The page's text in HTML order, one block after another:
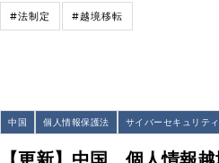
#法制定 #越境移転
中国 個人情報保護法 サイバーセキュリテ